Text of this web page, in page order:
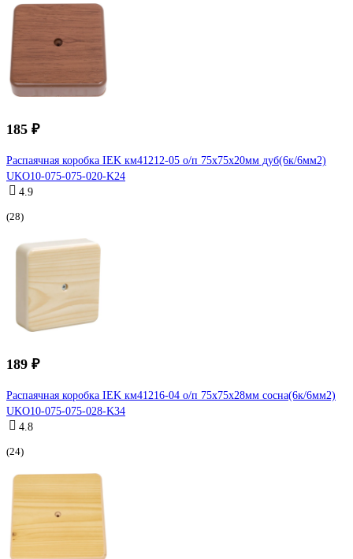
185 ₽
Распаячная коробка IEK км41212-05 о/п 75x75x20мм дуб(6к/6мм2)
UKO10-075-075-020-K24
4.9
(28)
189 ₽
Распаячная коробка IEK км41216-04 о/п 75x75x28мм сосна(6к/6мм2)
UKO10-075-075-028-K34
4.8
(24)